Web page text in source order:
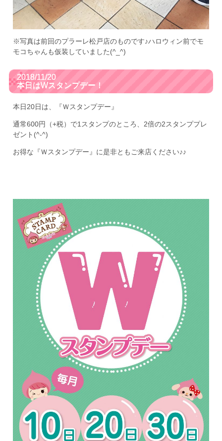
※写真は前回のプラーレ松戸店のものです♪ハロウィン前でモ
モコちゃんも仮装していました(^_^)
2018/11/20
本日はWスタンプデー！
本日20日は、『Ｗスタンプデー』
通常600円（+税）で1スタンプのところ、2倍の2スタンププレ
ゼント(^-^)
お得な『Ｗスタンプデー』に是非ともご来店ください♪♪